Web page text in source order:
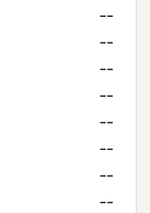
--
--
--
--
--
--
--
--